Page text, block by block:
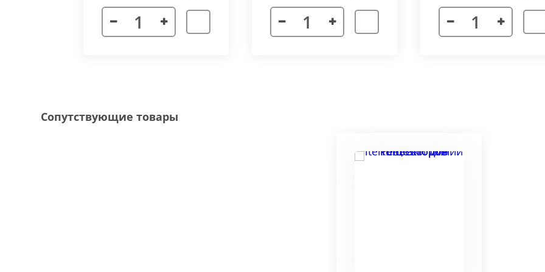
Декоративная рамка выполнена из алюминия. Придает прибору завершенности и помогает
напольного покрытия и короба конвектора, а также увеличивает жесткость короба.
соединения 70 градусов.
большей длины, конвектор собирается из отдельных сегментов.
Сопутствующие товары